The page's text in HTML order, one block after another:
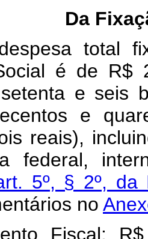
Da
total
é de R$
e seis
e
reais),
federal,
5º, § 2º,
no
Fiscal: R$